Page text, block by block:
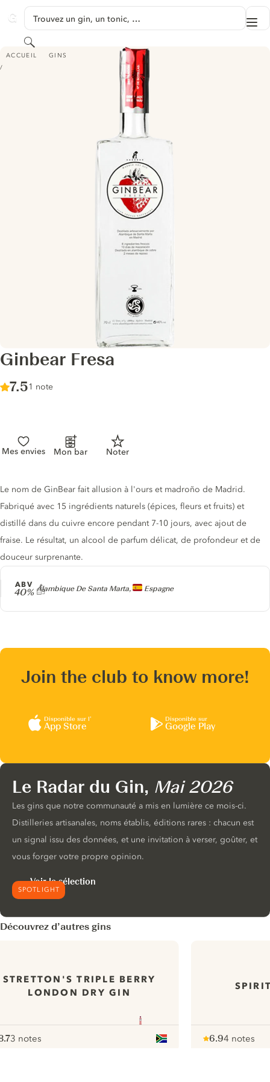
GINVENTORY
Trouvez un gin, un tonic, …
Rechercher
ACCUEIL GINS
GINBEAR FRESA
Ginbear Fresa
Score :
7.5/ 10
1 note
Mes envies Mon bar Noter
Producteur
Alambique De Santa Marta, Espagne
ABV
40%
Description du gin
Le nom de GinBear fait allusion à l'ours et madroño de Madrid.
Fabriqué avec 15 ingrédients naturels (épices, fleurs et fruits) et
distillé dans du cuivre encore pendant 7-10 jours, avec ajout de
fraise. Le résultat, un alcool de parfum délicat, de profondeur et de
douceur surprenante.
Join the club to know more!
Disponible sur l’
App Store
Disponible sur
Google Play
SPOTLIGHT
Le Radar du Gin, Mai 2026
Les gins que notre communauté a mis en lumière ce mois-ci.
Distilleries artisanales, noms établis, éditions rares : chacun est
un signal issu des données, et une invitation à verser, goûter, et
vous forger votre propre opinion.
Voir la sélection
Découvrez d’autres gins
STRETTON'S TRIPLE BERRY
LONDON DRY GIN
3 notes
6.94 notes